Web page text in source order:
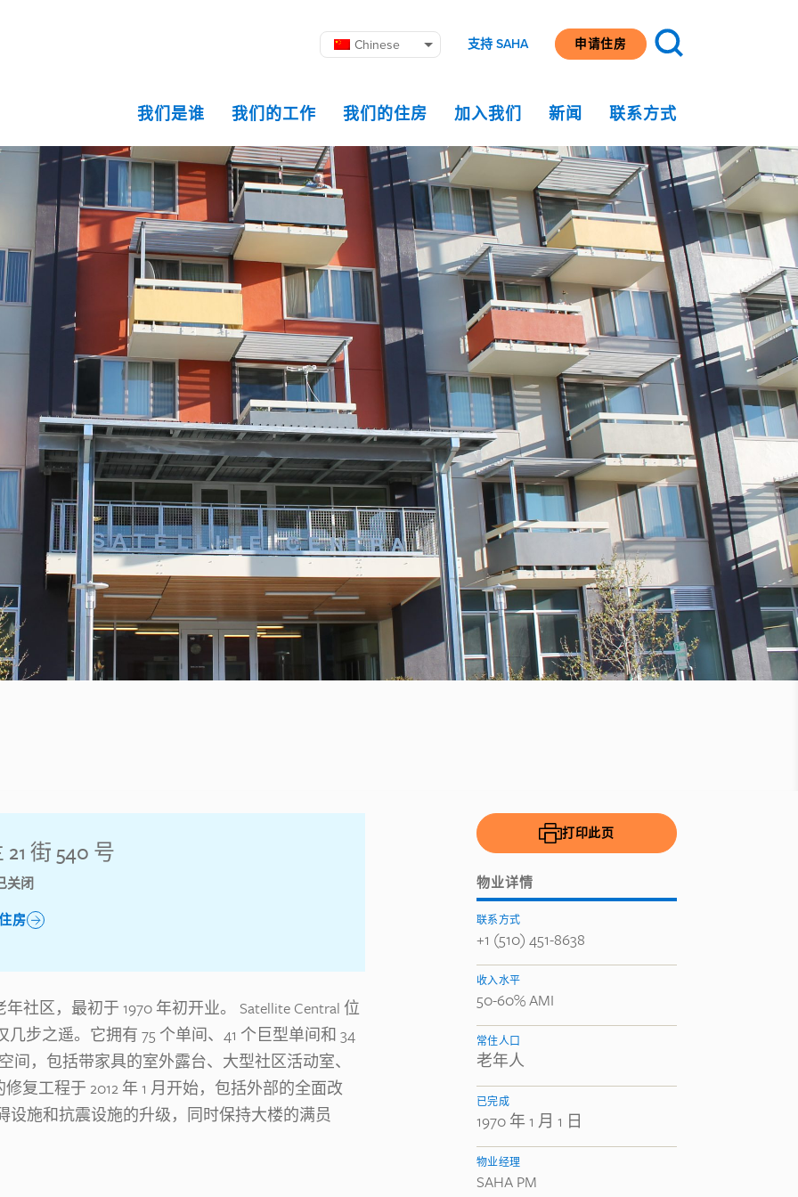
Chinese 支持 SAHA 申请住房
我们是谁 我们的工作 我们的住房 加入我们 新闻 联系方式
街 540 号
关闭
房
打印此页
物业详情
联系方式
+1 (510) 451-8638
收入水平
50-60% AMI
常住人口
老年人
已完成
1970 年 1 月 1 日
物业经理
SAHA PM
社区，最初于 1970 年初开业。 Satellite Central 位
几步之遥。它拥有 75 个单间、41 个巨型单间和 34
，包括带家具的室外露台、大型社区活动室、
复工程于 2012 年 1 月开始，包括外部的全面改
施和抗震设施的升级，同时保持大楼的满员